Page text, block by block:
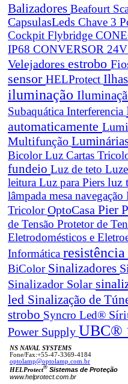
Balizadores Beafourt
CapsulasLeds Chave 3
Cockpit Flybridge
IP68 CONVERSOR 24V
Velejadores estrobo
sensor HELProtect
iluminação
Subaquática Interferencia
automaticamente
Multifunção
BicolorLuz Cartas
fundeio Luz de teto
leitura Luz para Piers luz
lâmpada mesa navegação
TricolorOptoCasa Pier
de Tensão Protetor de
Eletrodomésticos e
Informática resistência
BiColor Sinalizadores
Sinalizador Solar
led Sinalização de
strobo Syncro Led®
Power Supply UBC®
NS NAVAL SYSTEMS
Fone/Fax:+55-47-3369-4184
optolamp@optolamp.com.br
HELProtect® Sistemas de Proteção
www.helprotect.com.br